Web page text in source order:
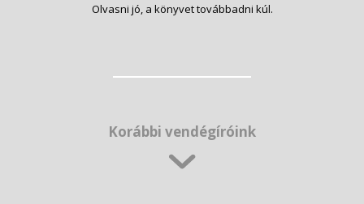
Olvasni jó, a könyvet továbbadni kúl.
Korábbi vendégíróink